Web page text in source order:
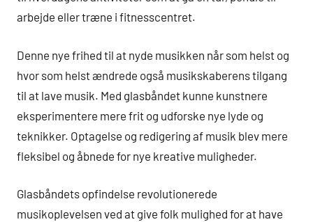
arbejde eller træne i fitnesscentret.
Denne nye frihed til at nyde musikken når som helst og
hvor som helst ændrede også musikskaberens tilgang
til at lave musik. Med glasbåndet kunne kunstnere
eksperimentere mere frit og udforske nye lyde og
teknikker. Optagelse og redigering af musik blev mere
fleksibel og åbnede for nye kreative muligheder.
Glasbåndets opfindelse revolutionerede
musikoplevelsen ved at give folk mulighed for at have